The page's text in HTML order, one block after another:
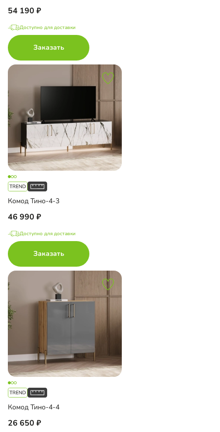
54 190
Доступно для доставки
Заказать
Комод Тино-4-3
46 990
Доступно для доставки
Заказать
Комод Тино-4-4
26 650